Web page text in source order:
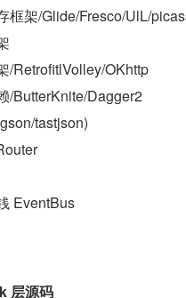
框架/Glide/Fresco/UlL/
/RetrofitlVolley/OKhttp
/ButterKnite/Dagger2
tastjson)
EventBus
层源码